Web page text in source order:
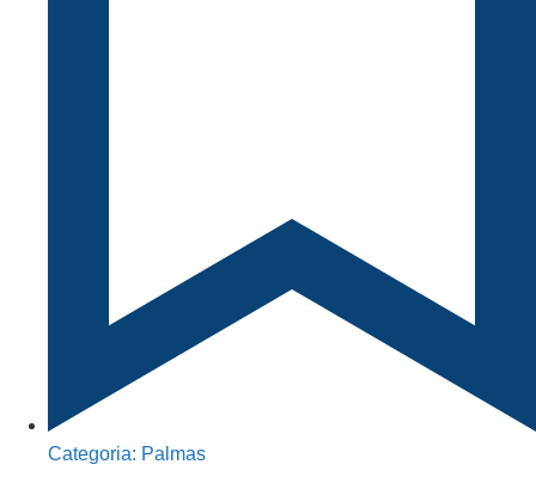
Categoria: Palmas